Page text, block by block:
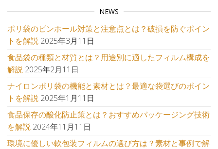
NEWS
ポリ袋のピンホール対策と注意点とは？破損を防ぐポイン
トを解説 2025年3月11日
食品袋の種類と材質とは？用途別に適したフィルム構成を
解説 2025年2月11日
ナイロンポリ袋の機能と素材とは？最適な袋選びのポイン
トを解説 2025年1月11日
食品保存の酸化防止策とは？おすすめパッケージング技術
を解説 2024年11月11日
環境に優しい軟包装フィルムの選び方は？素材と事例で解